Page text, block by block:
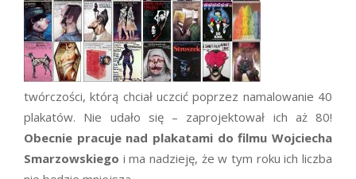
twórczości, którą chciał uczcić poprzez namalowanie 40
plakatów. Nie udało się – zaprojektował ich aż 80!
Obecnie pracuje nad plakatami do filmu Wojciecha
Smarzowskiego i ma nadzieję, że w tym roku ich liczba